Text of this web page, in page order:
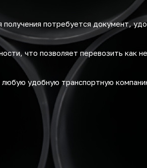
потребуется документ,
что позволяет перевозить как
любую удобную транспортную